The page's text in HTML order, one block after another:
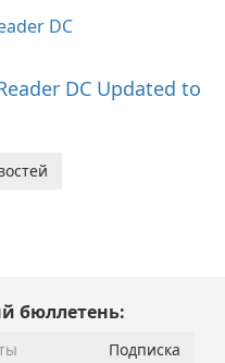
DC Updated to
бюллетень: